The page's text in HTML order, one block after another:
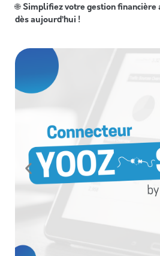
🌐 Simplifiez votre gestion financière
dès aujourd’hui !